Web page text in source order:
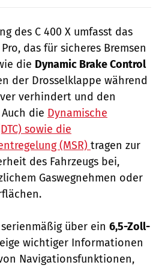
des C 400 X umfasst das
das für sicheres Bremsen
die Dynamic Brake Control
der Drosselklappe während
verhindert und den
die Dynamische
sowie die
(MSR) tragen zur
des Fahrzeugs bei,
Gaswegnehmen oder
über ein 6,5-Zoll-
wichtiger Informationen
Navigationsfunktionen,